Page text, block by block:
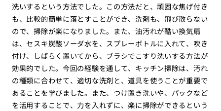
洗いするという方法でした。この方法だと、頑固な焦げ付き
も、比較的簡単に落とすことができ、洗剤も、飛び散らない
ので、掃除が楽になりました。また、油汚れが酷い換気扇
は、セスキ炭酸ソーダ水を、スプレーボトルに入れて、吹き
付け、しばらく置いてから、ブラシでこすり洗いする方法が
効果的でした。今回の経験を通して、キッチン掃除は、汚れ
の種類に合わせて、適切な洗剤と、道具を使うことが重要で
あることを学びました。また、つけ置き洗いや、パックなど
を活用することで、力を入れずに、楽に掃除ができるという